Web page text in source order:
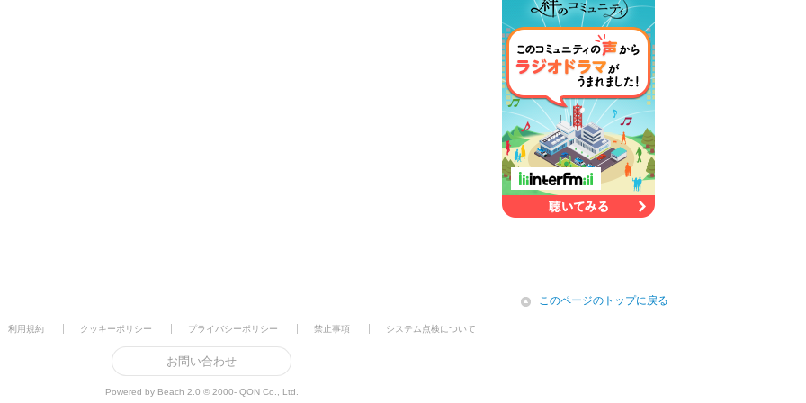
icon
このページのトップに戻る
利用規約 クッキーポリシー プライバシーポリシー 禁止事項 システム点検について
お問い合わせ
Powered by Beach 2.0 © 2000- QON Co., Ltd.